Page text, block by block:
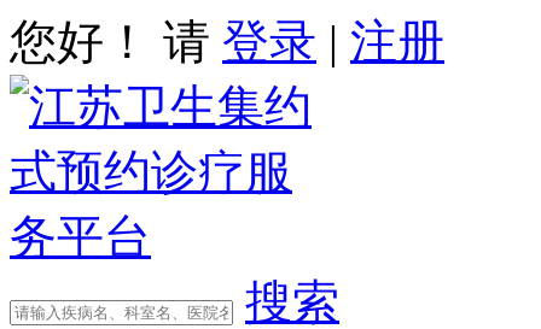
您好！ 请 登录 | 注册
搜索